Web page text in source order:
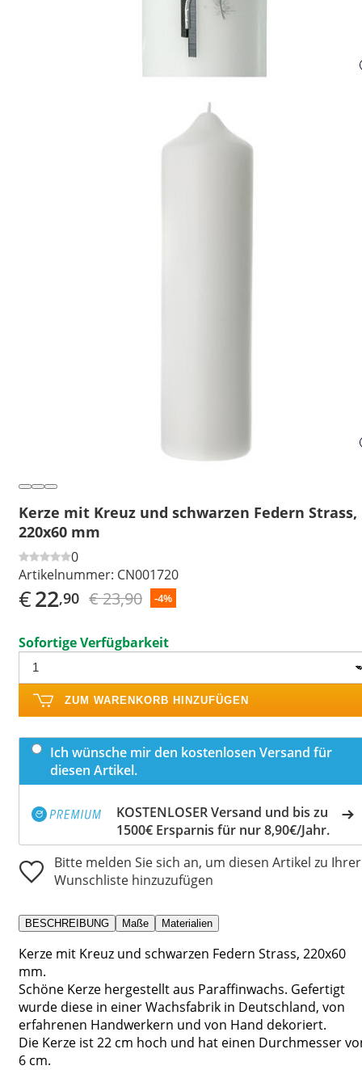
Kerze mit Kreuz und schwarzen Federn Strass,
220x60 mm
0
Artikelnummer: CN001720
€22,90 € 23,90 -4%
Sofortige Verfügbarkeit
ZUM WARENKORB HINZUFÜGEN
Ich wünsche mir den kostenlosen Versand für
diesen Artikel.
KOSTENLOSER Versand und bis zu
1500€ Ersparnis für nur 8,90€/Jahr.
Bitte melden Sie sich an, um diesen Artikel zu Ihrer
Wunschliste hinzuzufügen
BESCHREIBUNG Maße Materialien
Kerze mit Kreuz und schwarzen Federn Strass, 220x60
mm.
Schöne Kerze hergestellt aus Paraffinwachs. Gefertigt
wurde diese in einer Wachsfabrik in Deutschland, von
erfahrenen Handwerkern und von Hand dekoriert.
Die Kerze ist 22 cm hoch und hat einen Durchmesser
6 cm.